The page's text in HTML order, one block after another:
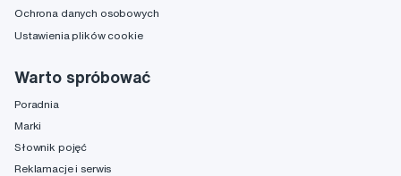
Ochrona danych osobowych
Ustawienia plików cookie
Warto spróbować
Poradnia
Marki
Słownik pojęć
Reklamacje i serwis